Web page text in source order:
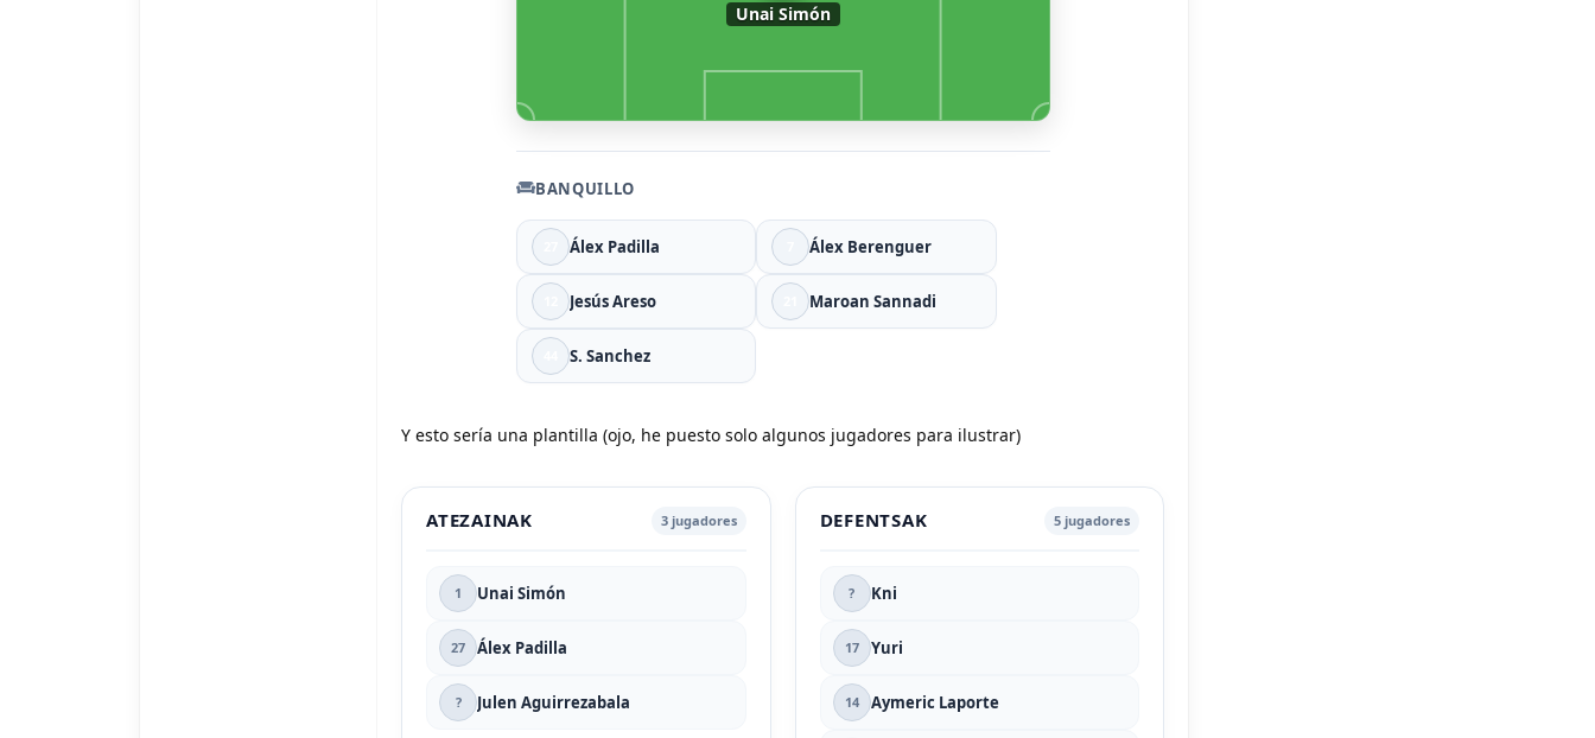
Unai Simón
BANQUILLO
Álex Padilla Álex Berenguer
Jesús Areso Maroan Sannadi
S. Sanchez
Y esto sería una plantilla (ojo, he puesto solo algunos jugadores para ilustrar)
ATEZAINAK 3 jugadores
1 Unai Simón
27 Álex Padilla
? Julen Aguirrezabala
DEFENTSAK 5 jugadores
? Kni
17 Yuri
14 Aymeric Laporte